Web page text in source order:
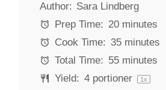
t
r
t
a
r
s
t
a
r
s
t
a
r
s
t
a
Author: Sara Lindberg
Prep Time: 20 minutes
Cook Time: 35 minutes
Total Time: 55 minutes
Yield: 4portioner 1x